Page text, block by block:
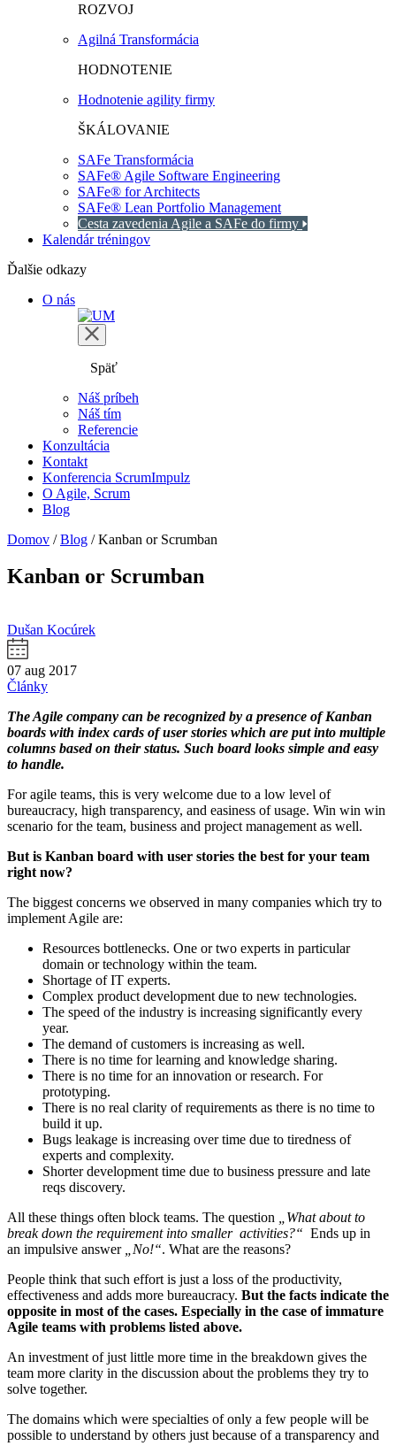
ROZVOJ
Agilná Transformácia
HODNOTENIE
Hodnotenie agility firmy
ŠKÁLOVANIE
SAFe Transformácia
SAFe® Agile Software Engineering
SAFe® for Architects
SAFe® Lean Portfolio Management
Cesta zavedenia Agile a SAFe do firmy
Kalendár tréningov
Ďalšie odkazy
O nás
Späť
Náš príbeh
Náš tím
Referencie
Konzultácia
Kontakt
Konferencia ScrumImpulz
O Agile, Scrum
Blog
Domov / Blog / Kanban or Scrumban
Kanban or Scrumban
Dušan Kocúrek
07 aug 2017
Články
The Agile company can be recognized by a presence of Kanban
boards with index cards of user stories which are put into multiple
columns based on their status. Such board looks simple and easy
to handle.
For agile teams, this is very welcome due to a low level of
bureaucracy, high transparency, and easiness of usage. Win win win
scenario for the team, business and project management as well.
But is Kanban board with user stories the best for your team
right now?
The biggest concerns we observed in many companies which try to
implement Agile are:
Resources bottlenecks. One or two experts in particular
domain or technology within the team.
Shortage of IT experts.
Complex product development due to new technologies.
The speed of the industry is increasing significantly every
year.
The demand of customers is increasing as well.
There is no time for learning and knowledge sharing.
There is no time for an innovation or research. For
prototyping.
There is no real clarity of requirements as there is no time to
build it up.
Bugs leakage is increasing over time due to tiredness of
experts and complexity.
Shorter development time due to business pressure and late
reqs discovery.
All these things often block teams. The question
„What about to
break down the requirement into smaller activities?“ Ends up in
an impulsive answer
„No!“. What are the reasons?
People think that such effort is just a loss of the productivity,
effectiveness and adds more bureaucracy. But the facts indicate the
opposite in most of the cases. Especially in the case of immature
Agile teams with problems listed above.
An investment of just little more time in the breakdown gives the
team more clarity in the discussion about the problems they try to
solve together.
The domains which were specialties of only a few people will be
possible to understand by others just because of a transparency and